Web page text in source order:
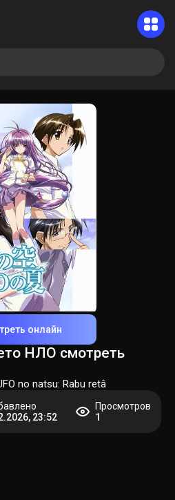
онлайн
НЛО смотреть
no natsu: Rabu retâ
23:52
Просмотров
1